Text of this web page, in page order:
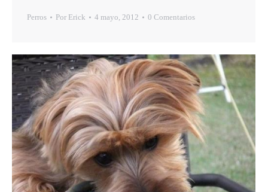
Perros Por Erick 4 mayo, 2012 0 Comentarios